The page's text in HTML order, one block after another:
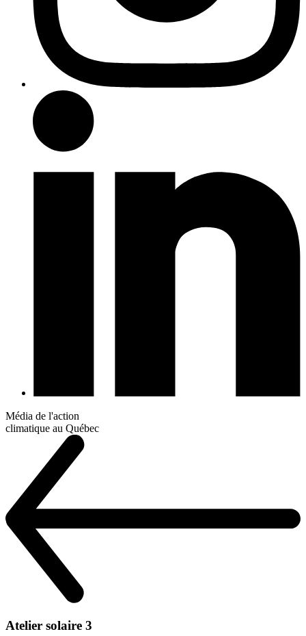
Média de l'action
climatique au Québec
Atelier solaire 3